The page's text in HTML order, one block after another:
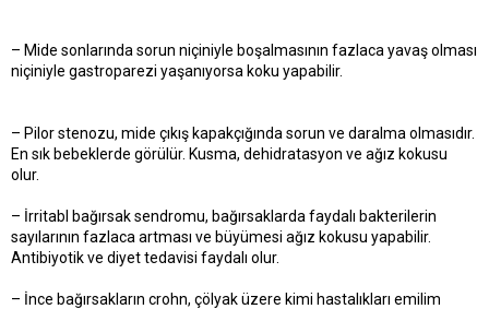
– Mide sonlarında sorun niçiniyle boşalmasının fazlaca yavaş olması
niçiniyle gastroparezi yaşanıyorsa koku yapabilir.
– Pilor stenozu, mide çıkış kapakçığında sorun ve daralma olmasıdır.
En sık bebeklerde görülür. Kusma, dehidratasyon ve ağız kokusu
olur.
– İrritabl bağırsak sendromu, bağırsaklarda faydalı bakterilerin
sayılarının fazlaca artması ve büyümesi ağız kokusu yapabilir.
Antibiyotik ve diyet tedavisi faydalı olur.
– İnce bağırsakların crohn, çölyak üzere kimi hastalıkları emilim